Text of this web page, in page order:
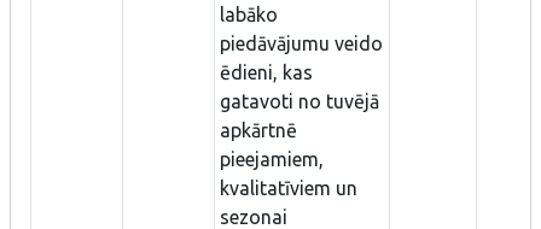
labāko
piedāvājumu veido
ēdieni, kas
gatavoti no tuvējā
apkārtnē
pieejamiem,
kvalitatīviem un
sezonai